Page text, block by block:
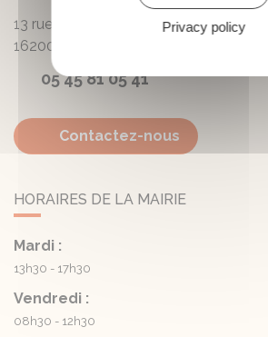
13 rue de la Mairie - Lautrait
16200
05 45 81 05 41
Contactez-nous
HORAIRES DE LA MAIRIE
Mardi :
13h30 - 17h30
Vendredi :
08h30 - 12h30
Privacy policy